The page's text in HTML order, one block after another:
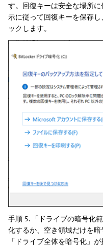
す。回復キーは安全な場所
示に従って回復キーを保存
ックします。
手順 5. 「ドライブの暗号化
化するか、空き領域だけを
「ドライブ全体を暗号化」が